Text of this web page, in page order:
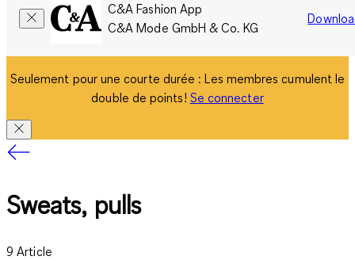
C&A Fashion App
C&A Mode GmbH & Co. KG
Seulement pour une courte durée : Les membres cumulent le
double de points! Se connecter
Sweats, pulls
9 Article